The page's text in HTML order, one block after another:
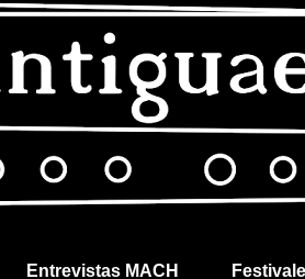
Entrevistas MACH